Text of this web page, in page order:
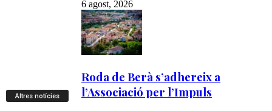
Altres notícies